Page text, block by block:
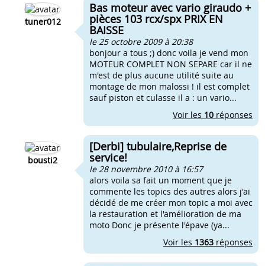
tuner012
Bas moteur avec vario giraudo +
pièces 103 rcx/spx PRIX EN
BAISSE
le 25 octobre 2009 à 20:38
bonjour a tous ;) donc voila je vend mon
MOTEUR COMPLET NON SEPARE car il ne
m'est de plus aucune utilité suite au
montage de mon malossi ! il est complet
sauf piston et culasse il a : un vario...
Voir les 10 réponses
bousti2
[Derbi] tubulaire,Reprise de
service!
le 28 novembre 2010 à 16:57
alors voila sa fait un moment que je
commente les topics des autres alors j'ai
décidé de me créer mon topic a moi avec
la restauration et l'amélioration de ma
moto Donc je présente l'épave (ya...
Voir les 1363 réponses